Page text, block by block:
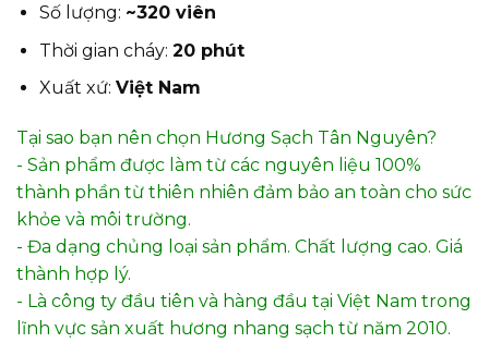
Số lượng: ~320 viên
Thời gian cháy: 20 phút
Xuất xứ: Việt Nam
Tại sao bạn nên chọn Hương Sạch Tân Nguyên?
- Sản phẩm được làm từ các nguyên liệu 100%
thành phần từ thiên nhiên đảm bảo an toàn cho sức
khỏe và môi trường.
- Đa dạng chủng loại sản phẩm. Chất lượng cao. Giá
thành hợp lý.
- Là công ty đầu tiên và hàng đầu tại Việt Nam trong
lĩnh vực sản xuất hương nhang sạch từ năm 2010.